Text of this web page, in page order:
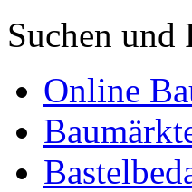
Suchen und
Online